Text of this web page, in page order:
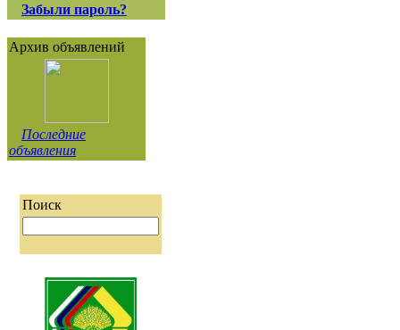
Забыли пароль?
Архив объявлений
Последние
объявления
Поиск